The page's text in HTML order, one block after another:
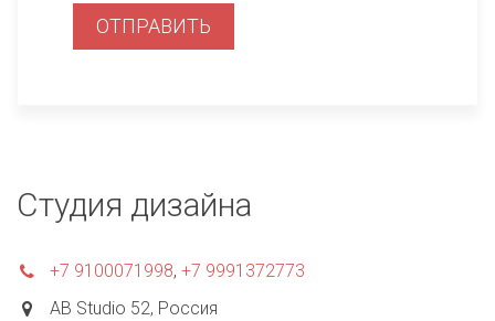
ОТПРАВИТЬ
Студия дизайна
+7 9100071998, +7 9991372773
AB Studio 52, Россия